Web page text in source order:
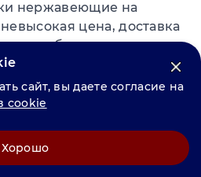
нержавеющие на
цена, доставка
в выборе и подсчете
продукцию на склад
адресу. При отгрузке
находятся на связи с
сайт, вы даете согласие на
cookie
Хорошо